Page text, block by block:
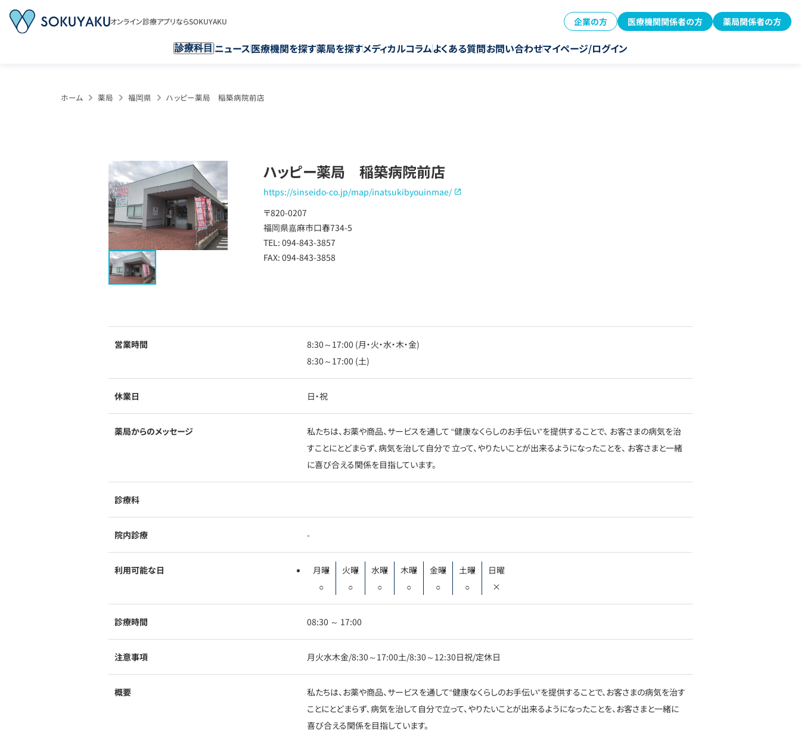
オンライン診療アプリならSOKUYAKU 企業の方 医療機関関係者の方 薬局関係者の方
診療科目 ニュース医療機関を探す薬局を探すメディカルコラムよくある質問お問い合わせマイページ/ログイン
ホーム 薬局 福岡県 ハッピー薬局 稲築病院前店
ハッピー薬局 稲築病院前店
https://sinseido-co.jp/map/inatsukibyouinmae/
〒820-0207
福岡県嘉麻市口春734-5
TEL: 094-843-3857
FAX: 094-843-3858
営業時間
8:30～17:00 (月・火・水・木・金)
8:30～17:00 (土)
休業日 日・祝
薬局からのメッセージ
私たちは、お薬や商品、サービスを通して “健康なくらしのお手伝い”を提供することで、 お客さまの病気を治
すことにとどまらず､病気を治して自分で 立って、やりたいことが出来るようになったことを、 お客さまと一緒
に喜び合える関係を目指しています。
診療科
院内診療 -
利用可能な日
月曜
○
火曜
○
水曜
○
木曜
○
金曜
○
土曜
○
日曜
×
診療時間 08:30 ～ 17:00
注意事項 月火水木金/8:30～17:00土/8:30～12:30日祝/定休日
概要
私たちは、お薬や商品、サービスを通して“健康なくらしのお手伝い”を提供することで、お客さまの病気を治す
ことにとどまらず､病気を治して自分で立って、やりたいことが出来るようになったことを、お客さまと一緒に
喜び合える関係を目指しています。